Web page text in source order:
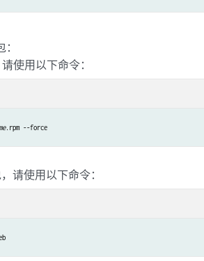
使用以下命令：
.rpm --force
请使用以下命令：